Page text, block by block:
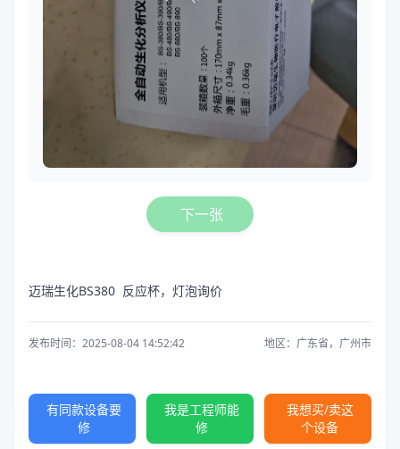
下一张
迈瑞生化BS380 反应杯，灯泡询价
发布时间：2025-08-04 14:52:42 地区：广东省，广州市
有同款设备要
修
我是工程师能
修
我想买/卖这
个设备